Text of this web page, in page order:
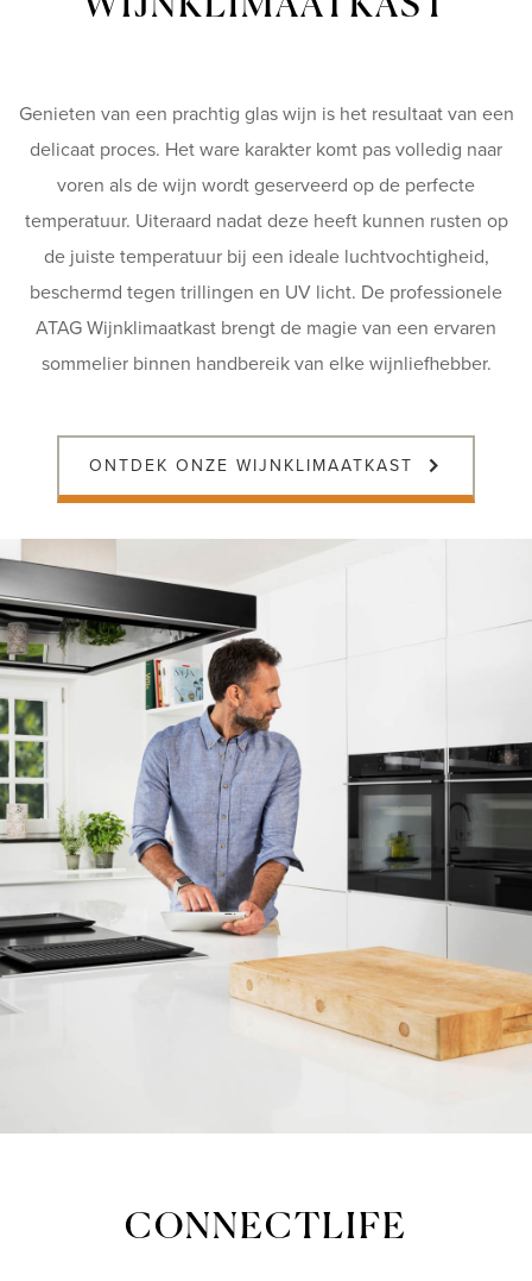
WIJNKLIMAATKAST
Genieten van een prachtig glas wijn is het resultaat van een
delicaat proces. Het ware karakter komt pas volledig naar
voren als de wijn wordt geserveerd op de perfecte
temperatuur. Uiteraard nadat deze heeft kunnen rusten op
de juiste temperatuur bij een ideale luchtvochtigheid,
beschermd tegen trillingen en UV licht. De professionele
ATAG Wijnklimaatkast brengt de magie van een ervaren
sommelier binnen handbereik van elke wijnliefhebber.
ONTDEK ONZE WIJNKLIMAATKAST
CONNECTLIFE